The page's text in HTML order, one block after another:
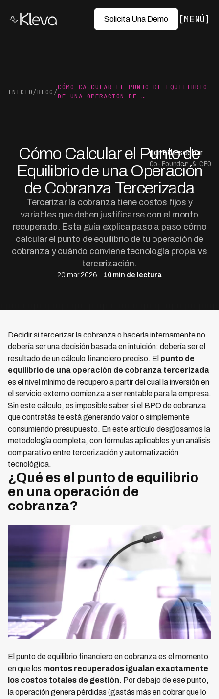
Solicita Una Demo MENÚ
INICIO/BLOG /
CÓMO CALCULAR EL PUNTO DE EQUILIBRIO
DE UNA OPERACIÓN DE …
Cómo Calcular el Punto de
Equilibrio de una Operación
de Cobranza Tercerizada
Tercerizar la cobranza tiene costos fijos y
variables que deben justificarse con el monto
recuperado. Esta guía explica paso a paso cómo
calcular el punto de equilibrio de tu operación de
cobranza y cuándo conviene tecnología propia vs
tercerización.
20 mar 2026 – 10 min de lectura
por Ed Escobar
Co-Founder & CEO
Decidir si tercerizar la cobranza o hacerla internamente no
debería ser una decisión basada en intuición: debería ser el
resultado de un cálculo financiero preciso. El punto de
equilibrio de una operación de cobranza tercerizada
es el nivel mínimo de recupero a partir del cual la inversión en
el servicio externo comienza a ser rentable para la empresa.
Sin este cálculo, es imposible saber si el BPO de cobranza
que contratás te está generando valor o simplemente
consumiendo presupuesto. En este artículo desglosamos la
metodología completa, con fórmulas aplicables y un análisis
comparativo entre tercerización y automatización
tecnológica.
¿Qué es el punto de equilibrio
en una operación de
cobranza?
El punto de equilibrio financiero en cobranza es el momento
en que los montos recuperados igualan exactamente
los costos totales de gestión. Por debajo de ese punto,
la operación genera pérdidas (gastás más en cobrar que lo